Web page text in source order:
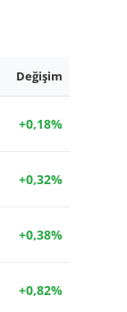
Değişim
+0,18%
+0,32%
+0,38%
+0,82%